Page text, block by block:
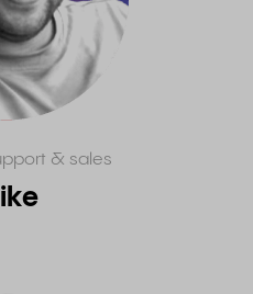
& sales